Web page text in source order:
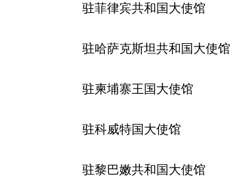
驻菲律宾共和国大使馆
驻哈萨克斯坦共和国大使馆
驻柬埔寨王国大使馆
驻科威特国大使馆
驻黎巴嫩共和国大使馆